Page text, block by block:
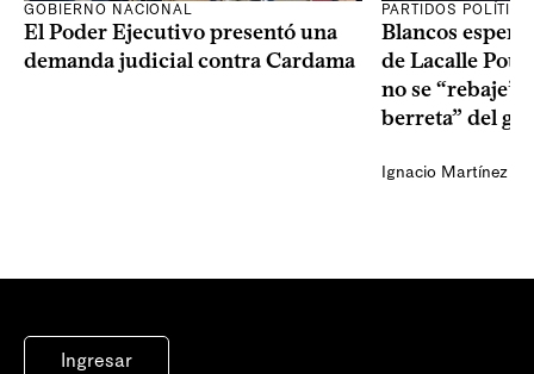
GOBIERNO NACIONAL
El Poder Ejecutivo presentó una
demanda judicial contra Cardama
PARTIDOS
Blancos
de Lacalle Pou
no se “rebaje”
berreta” del
Ignacio Martínez
Ingresar